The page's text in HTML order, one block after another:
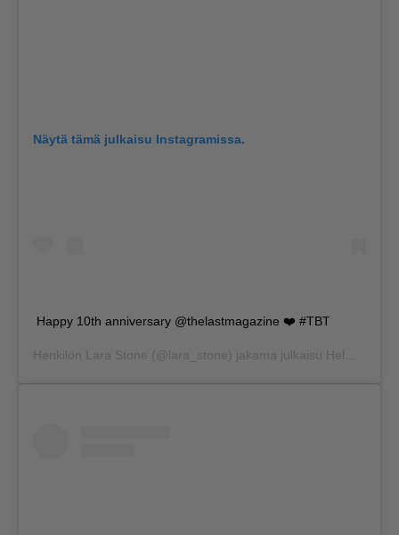
Näytä tämä julkaisu Instagramissa.
Happy 10th anniversary @thelastmagazine ❤️ #TBT
Henkilön Lara Stone (@lara_stone) jakama julkaisu Helmi 8, 2018 kello 7.28 PST